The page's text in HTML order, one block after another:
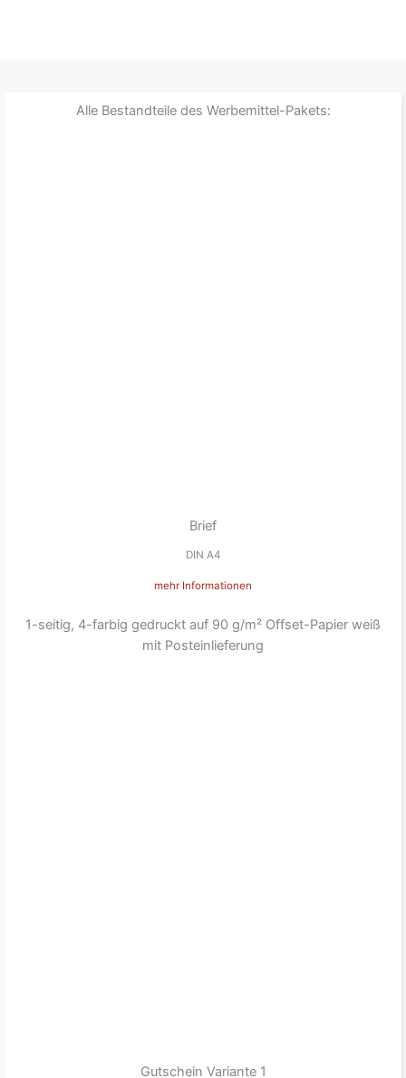
Alle Bestandteile des Werbemittel-Pakets:
Brief
DIN A4
mehr Informationen
1-seitig, 4-farbig gedruckt auf 90 g/m² Offset-Papier weiß
mit Posteinlieferung
Gutschein Variante 1